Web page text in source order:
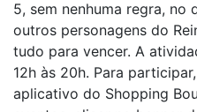
5, sem nenhuma regra, no
outros personagens do
tudo para vencer. A
12h às 20h. Para
aplicativo do Shopping